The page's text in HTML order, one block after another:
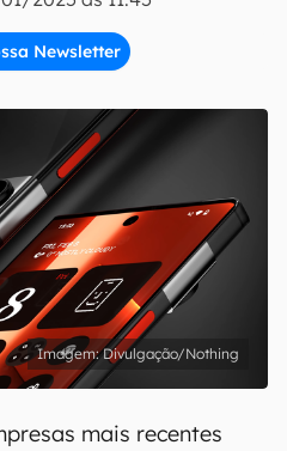
Newsletter
se
do Canaltech.
Divulgação/Nothing
mais recentes